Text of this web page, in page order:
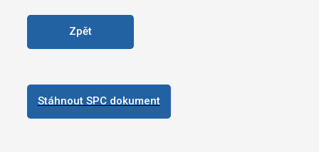
Zpět
Stáhnout SPC dokument